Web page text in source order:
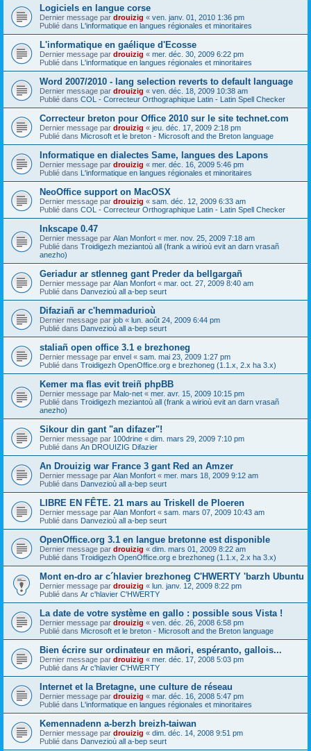
Logiciels en langue corse
Dernier message par drouizig « ven. janv. 01, 2010 1:36 pm
Publié dans L'informatique en langues régionales et minoritaires
L'informatique en gaélique d'Ecosse
Dernier message par drouizig « mer. déc. 30, 2009 6:22 pm
Publié dans L'informatique en langues régionales et minoritaires
Word 2007/2010 - lang selection reverts to default language
Dernier message par drouizig « ven. déc. 18, 2009 10:38 am
Publié dans COL - Correcteur Orthographique Latin - Latin Spell Checker
Correcteur breton pour Office 2010 sur le site technet.com
Dernier message par drouizig « jeu. déc. 17, 2009 2:18 pm
Publié dans Microsoft et le breton - Microsoft and the Breton language
Informatique en dialectes Same, langues des Lapons
Dernier message par drouizig « mer. déc. 16, 2009 5:46 pm
Publié dans L'informatique en langues régionales et minoritaires
NeoOffice support on MacOSX
Dernier message par drouizig « sam. déc. 12, 2009 6:33 am
Publié dans COL - Correcteur Orthographique Latin - Latin Spell Checker
Inkscape 0.47
Dernier message par Alan Monfort « mer. nov. 25, 2009 7:18 am
Publié dans Troidigezh meziantoù all (frank a wirioù evit an darn vrasañ
anezho)
Geriadur ar stlenneg gant Preder da bellgargañ
Dernier message par Alan Monfort « mar. oct. 27, 2009 8:40 am
Publié dans Danvezioù all a-bep seurt
Difaziañ ar c'hemmadurioù
Dernier message par job « lun. août 24, 2009 6:44 pm
Publié dans Danvezioù all a-bep seurt
staliañ open office 3.1 e brezhoneg
Dernier message par envel « sam. mai 23, 2009 1:27 pm
Publié dans Troidigezh OpenOffice.org e brezhoneg (1.1.x, 2.x ha 3.x)
Kemer ma flas evit treiñ phpBB
Dernier message par Malo-net « mer. avr. 15, 2009 10:15 pm
Publié dans Troidigezh meziantoù all (frank a wirioù evit an darn vrasañ
anezho)
Sikour din gant "an difazer"!
Dernier message par 100drine « dim. mars 29, 2009 7:10 pm
Publié dans An DROUIZIG Difazier
An Drouizig war France 3 gant Red an Amzer
Dernier message par Alan Monfort « mer. mars 18, 2009 9:12 am
Publié dans Danvezioù all a-bep seurt
LIBRE EN FÊTE. 21 mars au Triskell de Ploeren
Dernier message par Alan Monfort « sam. mars 07, 2009 10:43 am
Publié dans Danvezioù all a-bep seurt
OpenOffice.org 3.1 en langue bretonne est disponible
Dernier message par drouizig « dim. mars 01, 2009 8:22 am
Publié dans Troidigezh OpenOffice.org e brezhoneg (1.1.x, 2.x ha 3.x)
Mont en-dro ar c´hlavier brezhoneg C'HWERTY 'barzh Ubuntu
Dernier message par drouizig « lun. janv. 12, 2009 8:22 pm
Publié dans Ar c'hlavier C'HWERTY
La date de votre système en gallo : possible sous Vista !
Dernier message par drouizig « ven. déc. 26, 2008 6:58 pm
Publié dans Microsoft et le breton - Microsoft and the Breton language
Bien écrire sur ordinateur en māori, espéranto, gallois...
Dernier message par drouizig « mer. déc. 17, 2008 5:03 pm
Publié dans Ar c'hlavier C'HWERTY
Internet et la Bretagne, une culture de réseau
Dernier message par drouizig « mar. déc. 16, 2008 5:47 pm
Publié dans L'informatique en langues régionales et minoritaires
Kemennadenn a-berzh breizh-taiwan
Dernier message par drouizig « dim. déc. 14, 2008 9:51 pm
Publié dans Danvezioù all a-bep seurt